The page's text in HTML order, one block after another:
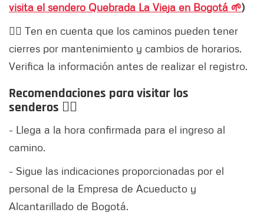
visita el sendero Quebrada La Vieja en Bogotá 🌱)
👉🏻 Ten en cuenta que los caminos pueden tener
cierres por mantenimiento y cambios de horarios.
Verifica la información antes de realizar el registro.
Recomendaciones para visitar los
senderos 👇🏻
- Llega a la hora confirmada para el ingreso al
camino.
- Sigue las indicaciones proporcionadas por el
personal de la Empresa de Acueducto y
Alcantarillado de Bogotá.